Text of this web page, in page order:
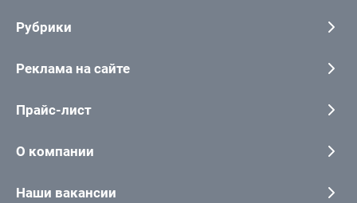
Рубрики
Реклама на сайте
Прайс-лист
О компании
Наши вакансии